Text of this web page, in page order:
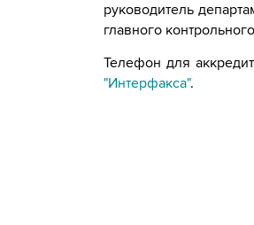
руководитель
главного
Телефон для
"Интерфакса".